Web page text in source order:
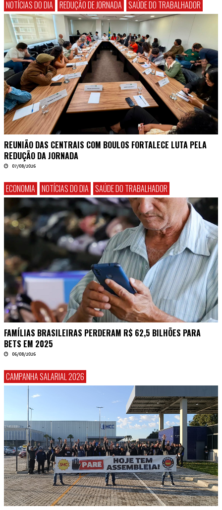
NOTÍCIAS DO DIA REDUÇÃO DE JORNADA SAÚDE DO TRABALHADOR
REUNIÃO DAS CENTRAIS COM BOULOS FORTALECE LUTA PELA
REDUÇÃO DA JORNADA
07/08/2026
ECONOMIA NOTÍCIAS DO DIA SAÚDE DO TRABALHADOR
FAMÍLIAS BRASILEIRAS PERDERAM R$ 62,5 BILHÕES PARA
BETS EM 2025
06/08/2026
CAMPANHA SALARIAL 2026